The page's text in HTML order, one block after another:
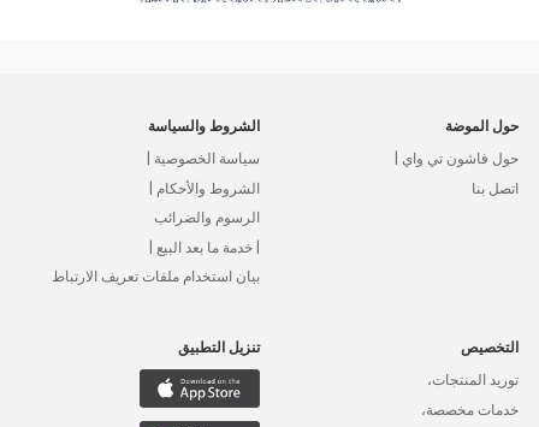
حول الموضة
حول فاشون تي واي |
اتصل بنا
الشروط والسياسة
سياسة الخصوصية |
الشروط والأحكام |
الرسوم والضرائب
| خدمة ما بعد البيع |
بيان استخدام ملفات تعريف الارتباط
التخصيص
توريد المنتجات،
خدمات مخصصة،
تنزيل التطبيق